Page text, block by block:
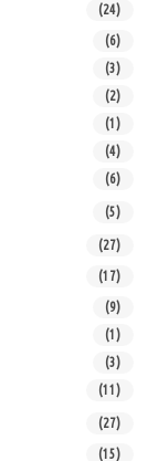
(24)
(6)
(3)
(2)
(1)
(4)
(6)
(5)
(27)
(17)
(9)
(1)
(3)
(11)
(27)
(15)